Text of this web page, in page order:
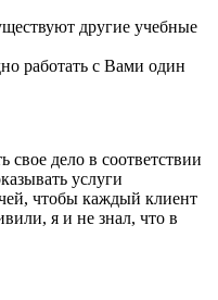
другие учебные
работать с Вами один
свое дело в соответствии
услуги
чтобы каждый клиент
я и не знал, что в